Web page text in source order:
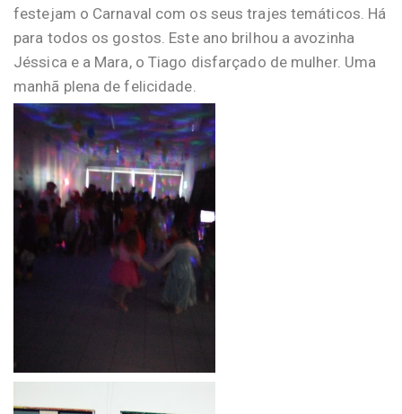
festejam o Carnaval com os seus trajes temáticos. Há
para todos os gostos. Este ano brilhou a avozinha
Jéssica e a Mara, o Tiago disfarçado de mulher. Uma
manhã plena de felicidade.